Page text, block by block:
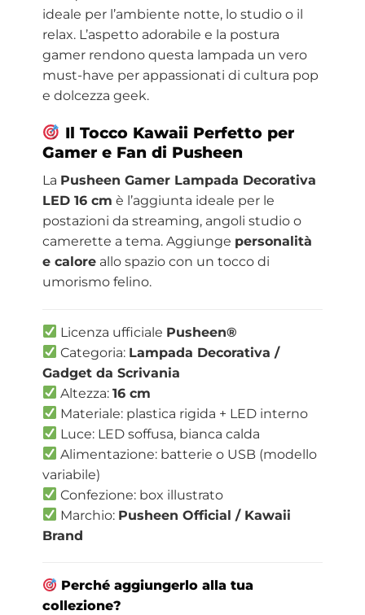
ideale per l’ambiente notte, lo studio o il
relax. L’aspetto adorabile e la postura
gamer rendono questa lampada un vero
must-have per appassionati di cultura pop
e dolcezza geek.
Il Tocco Kawaii Perfetto per
Gamer e Fan di Pusheen
La Pusheen Gamer Lampada Decorativa
LED 16 cm è l’aggiunta ideale per le
postazioni da streaming, angoli studio o
camerette a tema. Aggiunge personalità
e caloreallo spazio con un tocco di
umorismo felino.
Licenza ufficiale Pusheen®
Categoria: Lampada Decorativa /
Gadget da Scrivania
Altezza:16 cm
Materiale: plastica rigida + LED interno
Luce: LED soffusa, bianca calda
Alimentazione: batterie o USB (modello
variabile)
Confezione: box illustrato
Marchio: Pusheen Official / Kawaii
Brand
Perché aggiungerlo alla tua
collezione?